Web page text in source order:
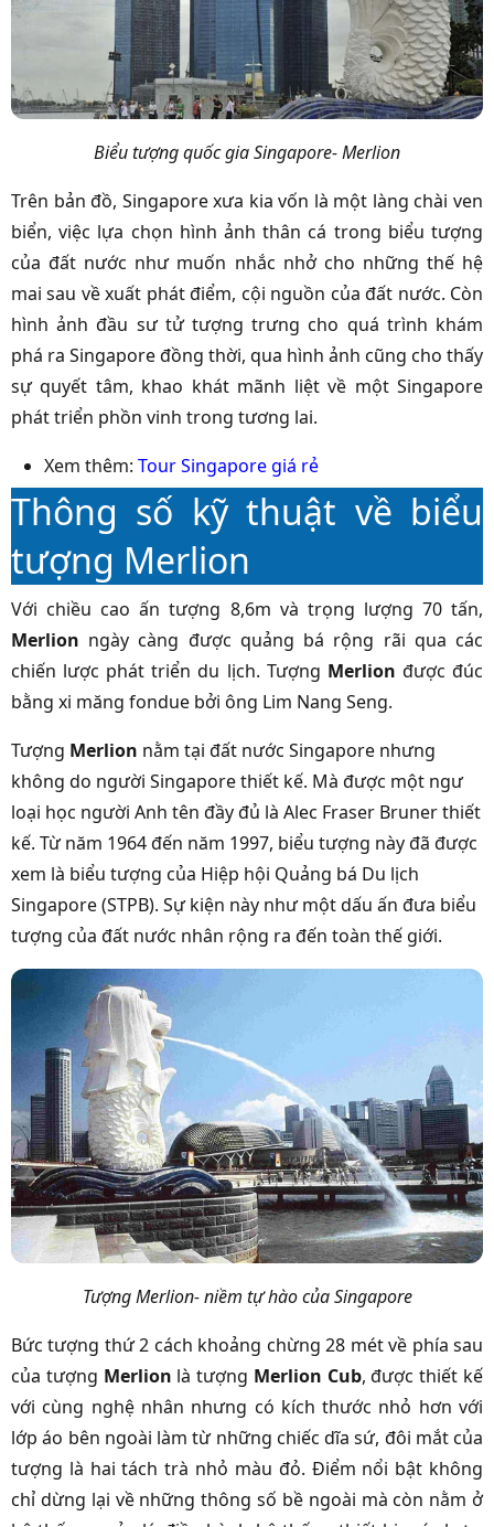
Biểu tượng quốc gia Singapore- Merlion
Trên bản đồ, Singapore xưa kia vốn là một làng chài ven
biển, việc lựa chọn hình ảnh thân cá trong biểu tượng
của đất nước như muốn nhắc nhở cho những thế hệ
mai sau về xuất phát điểm, cội nguồn của đất nước. Còn
hình ảnh đầu sư tử tượng trưng cho quá trình khám
phá ra Singapore đồng thời, qua hình ảnh cũng cho thấy
sự quyết tâm, khao khát mãnh liệt về một Singapore
phát triển phồn vinh trong tương lai.
Xem thêm: Tour Singapore giá rẻ
Thông số kỹ thuật về biểu
tượng Merlion
Với chiều cao ấn tượng 8,6m và trọng lượng 70 tấn,
Merlion ngày càng được quảng bá rộng rãi qua các
chiến lược phát triển du lịch. Tượng Merlion được đúc
bằng xi măng fondue bởi ông Lim Nang Seng.
Tượng Merlion nằm tại đất nước Singapore nhưng
không do người Singapore thiết kế. Mà được một ngư
loại học người Anh tên đầy đủ là Alec Fraser Bruner thiết
kế. Từ năm 1964 đến năm 1997, biểu tượng này đã được
xem là biểu tượng của Hiệp hội Quảng bá Du lịch
Singapore (STPB). Sự kiện này như một dấu ấn đưa biểu
tượng của đất nước nhân rộng ra đến toàn thế giới.
Tượng Merlion- niềm tự hào của Singapore
Bức tượng thứ 2 cách khoảng chừng 28 mét về phía sau
của tượng Merlion là tượng Merlion Cub, được thiết kế
với cùng nghệ nhân nhưng có kích thước nhỏ hơn với
lớp áo bên ngoài làm từ những chiếc dĩa sứ, đôi mắt của
tượng là hai tách trà nhỏ màu đỏ. Điểm nổi bật không
chỉ dừng lại về những thông số bề ngoài mà còn nằm ở